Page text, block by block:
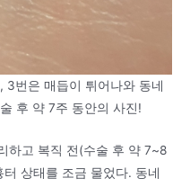
3번은 매듭이 튀어나와 동네
후 약 7주 동안의 사진!
하고 복직 전(수술 후 약 7~8
상태를 조금 물었다. 동네